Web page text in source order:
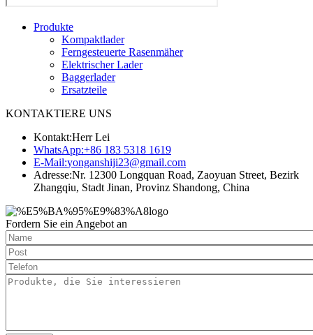
Produkte
Kompaktlader
Ferngesteuerte Rasenmäher
Elektrischer Lader
Baggerlader
Ersatzteile
KONTAKTIERE UNS
Kontakt:Herr Lei
WhatsApp:+86 183 5318 1619
E-Mail:yonganshiji23@gmail.com
Adresse:Nr. 12300 Longquan Road, Zaoyuan Street, Bezirk
Zhangqiu, Stadt Jinan, Provinz Shandong, China
Fordern Sie ein Angebot an